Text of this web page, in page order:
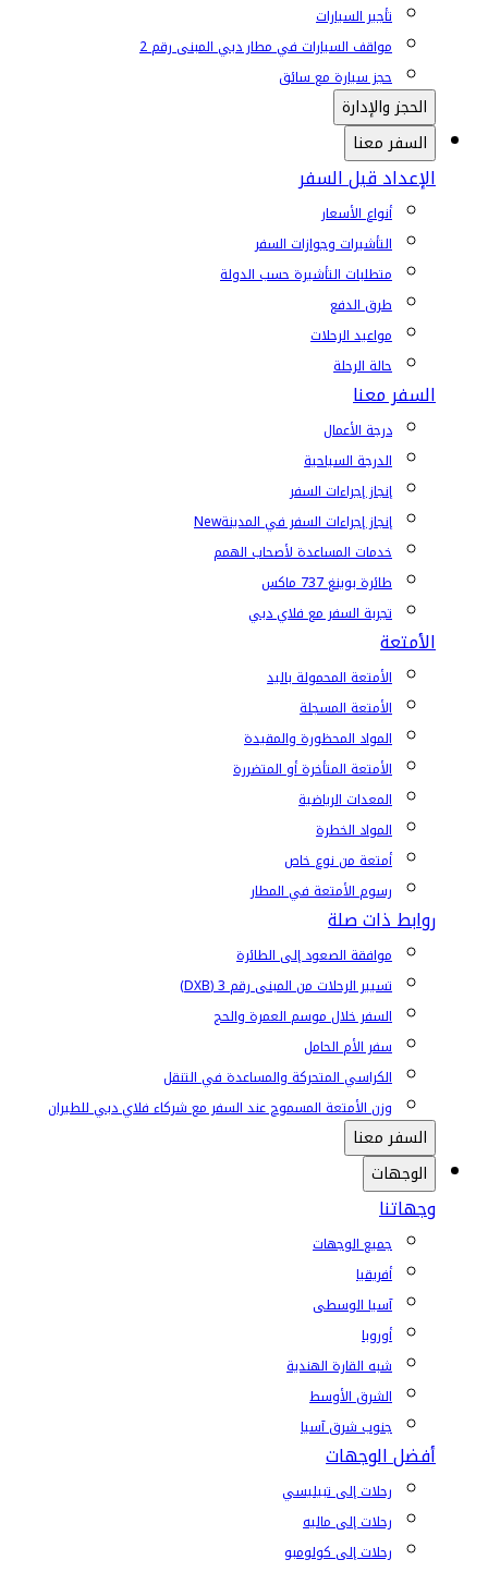
تأجير السيارات
مواقف السيارات في مطار دبي المبنى رقم 2
حجز سيارة مع سائق
الحجز والإدارة
السفر معنا
الإعداد قبل السفر
أنواع الأسعار
التأشيرات وجوازات السفر
متطلبات التأشيرة حسب الدولة
طرق الدفع
مواعيد الرحلات
حالة الرحلة
السفر معنا
درجة الأعمال
الدرجة السياحية
إنجاز إجراءات السفر
إنجاز إجراءات السفر في المدينةNew
خدمات المساعدة لأصحاب الهمم
طائرة بوينغ 737 ماكس
تجربة السفر مع فلاي دبي
الأمتعة
الأمتعة المحمولة باليد
الأمتعة المسجلة
المواد المحظورة والمقيدة
الأمتعة المتأخرة أو المتضررة
المعدات الرياضية
المواد الخطرة
أمتعة من نوع خاص
رسوم الأمتعة في المطار
روابط ذات صلة
موافقة الصعود إلى الطائرة
تسيير الرحلات من المبنى رقم 3 (DXB)
السفر خلال موسم العمرة والحج
سفر الأم الحامل
الكراسي المتحركة والمساعدة في التنقل
وزن الأمتعة المسموح عند السفر مع شركاء فلاي دبي للطيران
السفر معنا
الوجهات
وجهاتنا
جميع الوجهات
أفريقيا
آسيا الوسطى
أوروبا
شبه القارة الهندية
الشرق الأوسط
جنوب شرق آسيا
أفضل الوجهات
رحلات إلى تبيليسي
رحلات إلى ماليه
رحلات إلى كولومبو